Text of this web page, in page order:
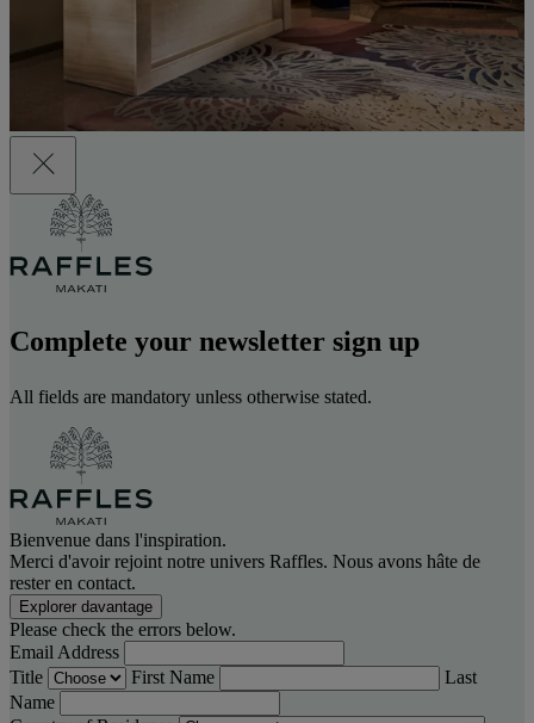
Complete your newsletter sign up
All fields are mandatory unless otherwise stated.
Bienvenue dans l'inspiration.
Merci d'avoir rejoint notre univers Raffles. Nous avons hâte de
rester en contact.
Explorer davantage
Please check the errors below.
Email Address
Title
First Name
Last
Name